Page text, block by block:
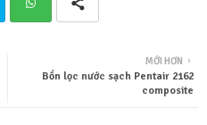
MỚI HƠN
Bồn lọc nước sạch Pentair 2162
composite